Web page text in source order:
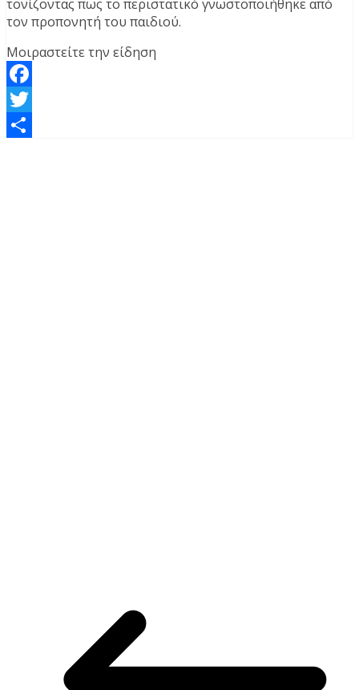
τονίζοντας πως το περιστατικό γνωστοποιήθηκε από
τον προπονητή του παιδιού.
Μοιραστείτε την είδηση
Facebook
Twitter